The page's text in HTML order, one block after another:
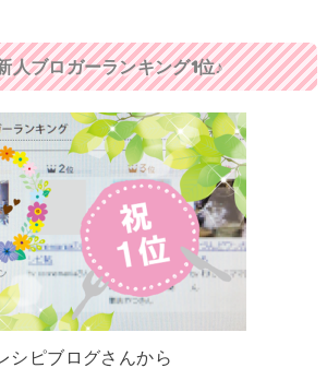
人ブロガーランキング1位♪
シピブログさんから